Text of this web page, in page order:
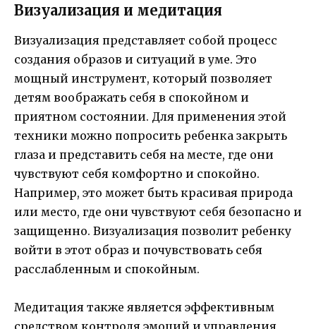
Визуализация и медитация
Визуализация представляет собой процесс
создания образов и ситуаций в уме. Это
мощный инструмент, который позволяет
детям воображать себя в спокойном и
приятном состоянии. Для применения этой
техники можно попросить ребенка закрыть
глаза и представить себя на месте, где они
чувствуют себя комфортно и спокойно.
Например, это может быть красивая природа
или место, где они чувствуют себя безопасно и
защищенно. Визуализация позволит ребенку
войти в этот образ и почувствовать себя
расслабленным и спокойным.
Медитация также является эффективным
средством контроля эмоций и управления